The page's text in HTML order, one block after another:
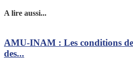
A lire aussi...
AMU-INAM : Les conditions
des...